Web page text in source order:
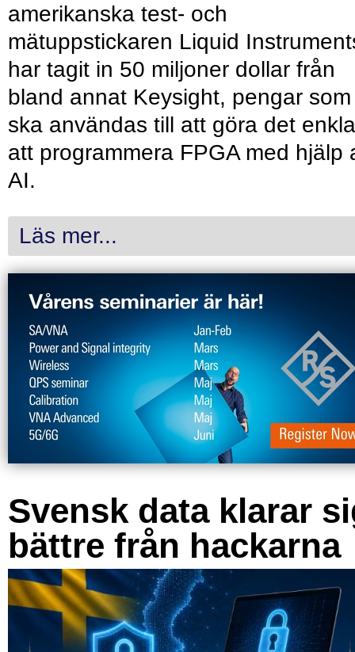
amerikanska test- och
mätuppstickaren Liquid
har tagit in 50 miljoner dollar från
bland annat Keysight, pengar som
ska användas till att göra det
att programmera FPGA med hjälp
AI.
Läs mer...
Svensk data klarar
bättre från hackarna